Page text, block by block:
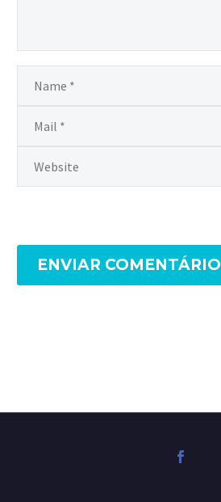
ENVIAR COMENTÁRIO